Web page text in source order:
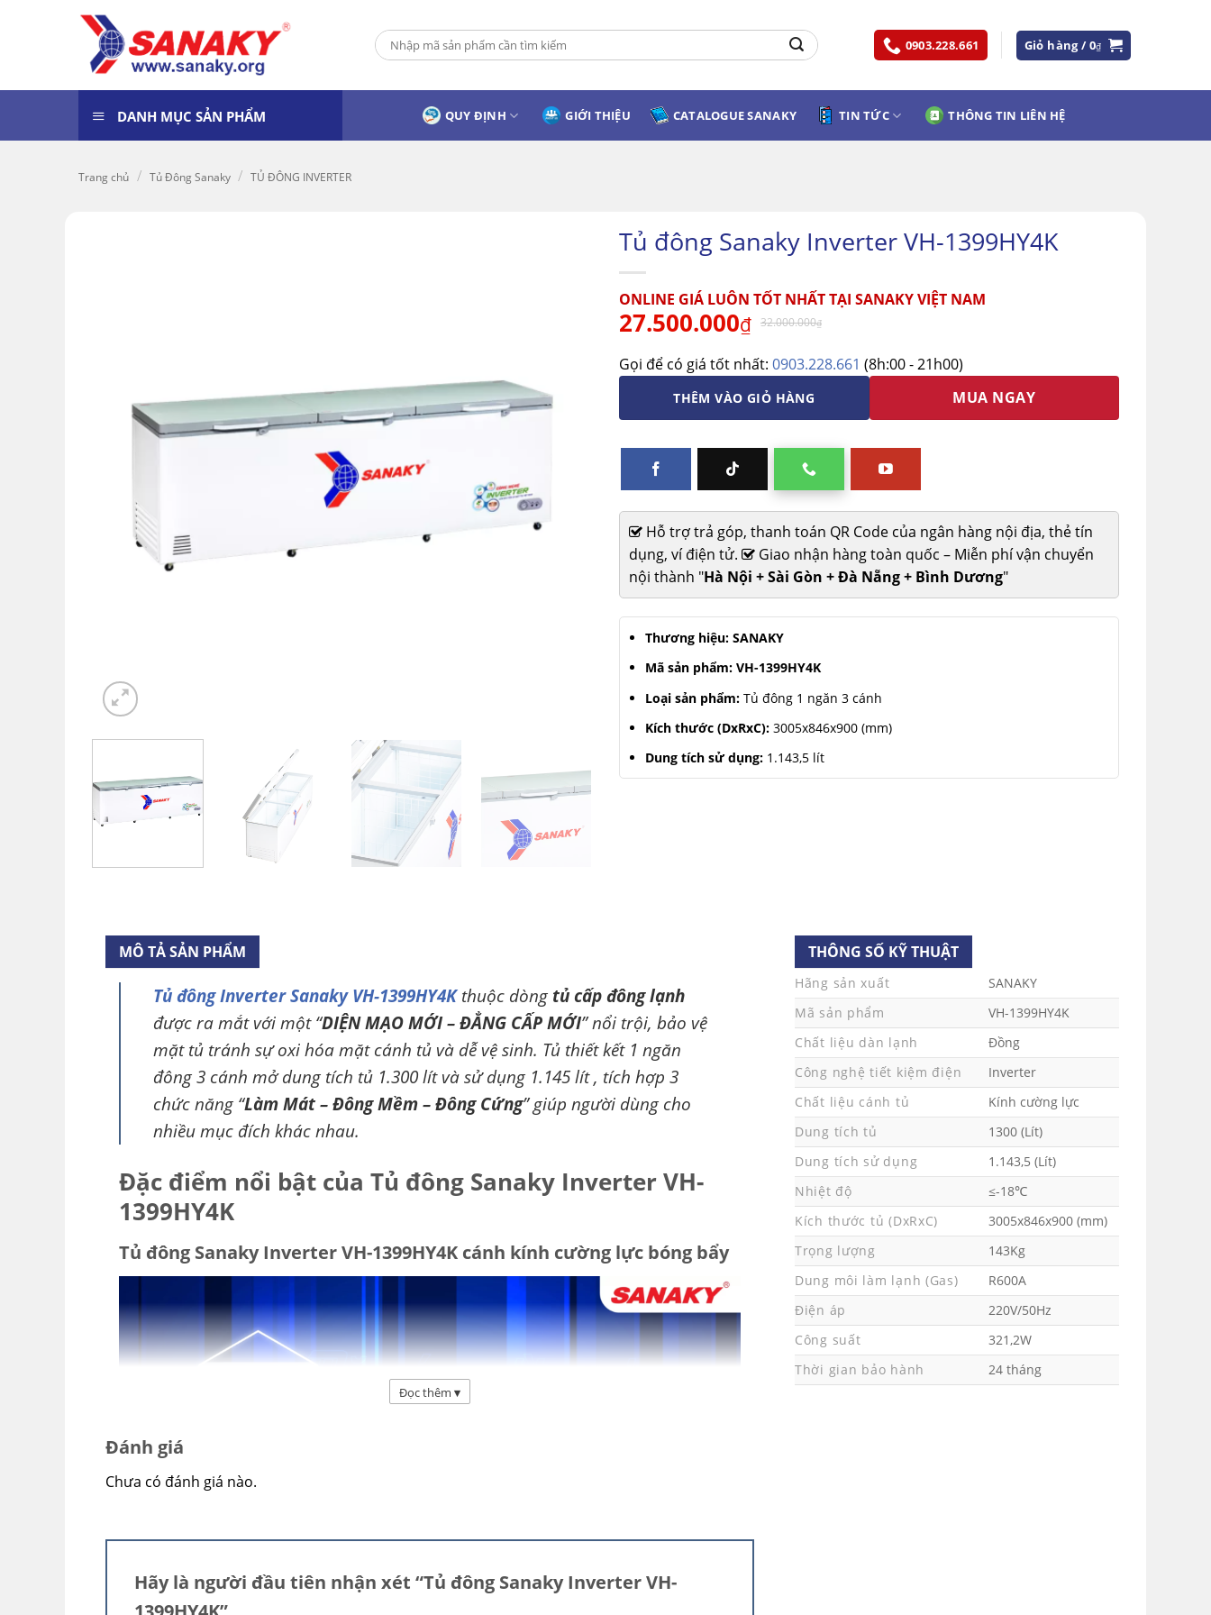
Tìm
kiếm:
0903.228.661 Giỏ hàng /0₫
DANH MỤC SẢN PHẨM QUY ĐỊNH GIỚI THIỆU CATALOGUE SANAKY TIN TỨC THÔNG TIN LIÊN HỆ
Trang chủ / Tủ Đông Sanaky / TỦ ĐÔNG INVERTER
Tủ đông Sanaky Inverter VH-1399HY4K
ONLINE GIÁ LUÔN TỐT NHẤT TẠI SANAKY VIỆT NAM
27.500.000₫ 32.000.000₫
Gọi để có giá tốt nhất: 0903.228.661 (8h:00 - 21h00)
THÊM VÀO GIỎ HÀNG MUA NGAY
Hỗ trợ trả góp, thanh toán QR Code của ngân hàng nội địa, thẻ tín
dụng, ví điện tử.
Giao nhận hàng toàn quốc – Miễn phí vận chuyển
nội thành "Hà Nội + Sài Gòn + Đà Nẵng + Bình Dương"
Thương hiệu: SANAKY
Mã sản phẩm: VH-1399HY4K
Loại sản phẩm: Tủ đông 1 ngăn 3 cánh
Kích thước (DxRxC): 3005x846x900 (mm)
Dung tích sử dụng: 1.143,5 lít
MÔ TẢ SẢN PHẨM
Tủ đông Inverter Sanaky VH-1399HY4Kthuộc dòng tủ cấp đông lạnh
được ra mắt với một “DIỆN MẠO MỚI – ĐẲNG CẤP MỚI” nổi trội, bảo vệ
mặt tủ tránh sự oxi hóa mặt cánh tủ và dễ vệ sinh. Tủ thiết kết 1 ngăn
đông 3 cánh mở dung tích tủ 1.300 lít và sử dụng 1.145 lít , tích hợp 3
chức năng “Làm Mát – Đông Mềm – Đông Cứng” giúp người dùng cho
nhiều mục đích khác nhau.
Đặc điểm nổi bật của Tủ đông Sanaky Inverter VH-
1399HY4K
Tủ đông Sanaky Inverter VH-1399HY4K cánh kính cường lực bóng bẩy
Đọc thêm ▾
Đánh giá
Chưa có đánh giá nào.
Hãy là người đầu tiên nhận xét “Tủ đông Sanaky Inverter VH-
THÔNG SỐ KỸ THUẬT
Hãng sản xuất
SANAKY
Mã sản phẩm
VH-1399HY4K
Chất liệu dàn lạnh
Đồng
Công nghệ tiết kiệm điện
Inverter
Chất liệu cánh tủ
Kính cường lực
Dung tích tủ
1300 (Lít)
Dung tích sử dụng
1.143,5 (Lít)
Nhiệt độ
≤-18℃
Kích thước tủ (DxRxC)
3005x846x900 (mm)
Trọng lượng
143Kg
Dung môi làm lạnh (Gas)
R600A
Điện áp
220V/50Hz
Công suất
321,2W
Thời gian bảo hành
24 tháng